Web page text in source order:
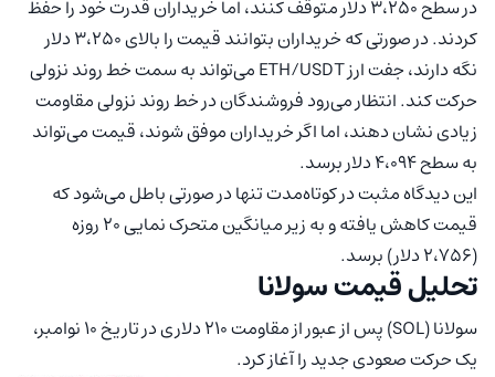
در سطح ۳،۲۵۰ دلار متوقف کنند، اما خریداران قدرت خود را حفظ
کردند. در صورتی که خریداران بتوانند قیمت را بالای ۳،۲۵۰ دلار
نگه دارند، جفت ارز ETH/USDT می‌تواند به سمت خط روند نزولی
حرکت کند. انتظار می‌رود فروشندگان در خط روند نزولی مقاومت
زیادی نشان دهند، اما اگر خریداران موفق شوند، قیمت می‌تواند
به سطح ۴،۰۹۴ دلار برسد.
این دیدگاه مثبت در کوتاه‌مدت تنها در صورتی باطل می‌شود که
قیمت کاهش یافته و به زیر میانگین متحرک نمایی ۲۰ روزه
(۲،۷۵۶ دلار) برسد.
تحلیل قیمت سولانا
سولانا (SOL) پس از عبور از مقاومت ۲۱۰ دلاری در تاریخ ۱۰ نوامبر،
یک حرکت صعودی جدید را آغاز کرد.